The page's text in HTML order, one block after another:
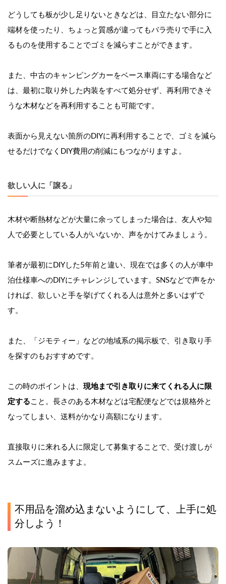
どうしても板が少し足りないときなどは、目立たない部分に
端材を使ったり、ちょっと質感が違ってもバラ売りで手に入
るものを使用することでゴミを減らすことができます。
また、中古のキャンピングカーをベース車両にする場合など
は、最初に取り外した内装をすべて処分せず、再利用できそ
うな木材などを再利用することも可能です。
表面から見えない箇所のDIYに再利用することで、ゴミを減ら
せるだけでなくDIY費用の削減にもつながりますよ。
欲しい人に「譲る」
木材や断熱材などが大量に余ってしまった場合は、友人や知
人で必要としている人がいないか、声をかけてみましょう。
筆者が最初にDIYした5年前と違い、現在では多くの人が車中
泊仕様車へのDIYにチャレンジしています。SNSなどで声をか
ければ、欲しいと手を挙げてくれる人は意外と多いはずで
す。
また、「ジモティー」などの地域系の掲示板で、引き取り手
を探すのもおすすめです。
この時のポイントは、 現地まで引き取りに来てくれる人に限
定する こと。長さのある木材などは宅配便などでは規格外と
なってしまい、送料がかなり高額になります。
直接取りに来れる人に限定して募集することで、受け渡しが
スムーズに進みますよ。
不用品を溜め込まないようにして、上手に処
分しよう！